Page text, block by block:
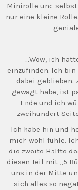
Minirolle und selbst
nur eine kleine
…Wow, ich
einzufinden. Ich
dabei geblieben.
gewagt habe, ist
Ende und ich
zweihundert
Ich habe hin und
mich wohl fühle.
die zweite Hälfte
diesen Teil mit „5
uns in der Mitte
sich alles so